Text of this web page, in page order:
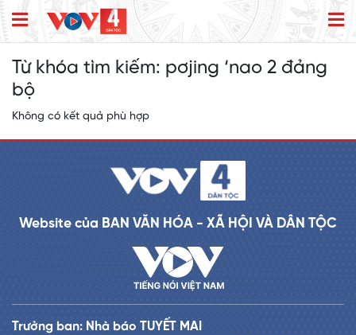
Từ khóa tìm kiếm: pơjing ‘nao 2 đảng
bộ
Không có kết quả phù hợp
Website của BAN VĂN HÓA - XÃ HỘI VÀ DÂN TỘC
Trưởng ban: Nhà báo TUYẾT MAI